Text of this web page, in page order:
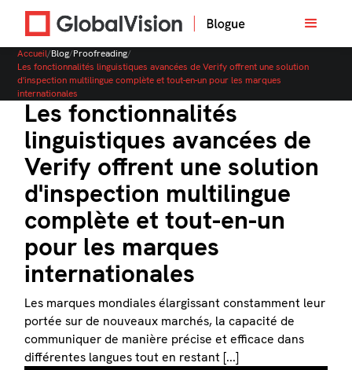
Accueil/Blog/Proofreading/
Les fonctionnalités linguistiques avancées de Verify offrent une solution
d'inspection multilingue complète et tout-en-un pour les marques
internationales
Les fonctionnalités
linguistiques avancées de
Verify offrent une solution
d'inspection multilingue
complète et tout-en-un
pour les marques
internationales
Les marques mondiales élargissant constamment leur
portée sur de nouveaux marchés, la capacité de
communiquer de manière précise et efficace dans
différentes langues tout en restant [...]